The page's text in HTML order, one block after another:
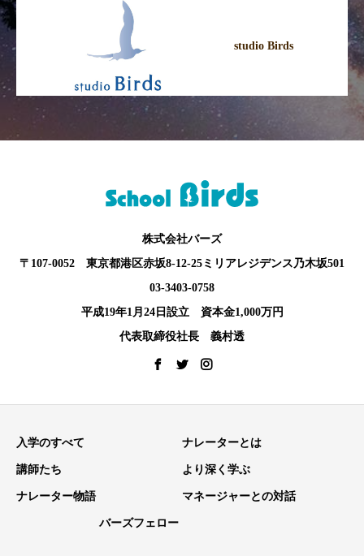
studio Birds
株式会社バーズ
〒107-0052 東京都港区赤坂8-12-25ミリアレジデンス乃木坂501
03-3403-0758
平成19年1月24日設立 資本金1,000万円
代表取締役社長 義村透
入学のすべて ナレーターとは
講師たち より深く学ぶ
ナレーター物語 マネージャーとの対話
バーズフェロー